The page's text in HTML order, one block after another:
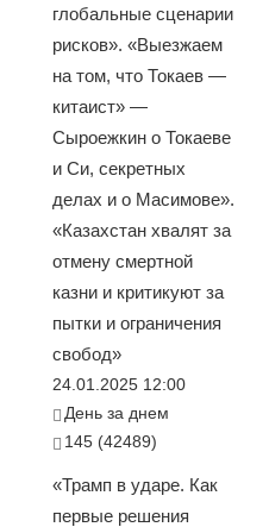
глобальные сценарии
рисков». «Выезжаем
на том, что Токаев —
китаист» —
Сыроежкин о Токаеве
и Си, секретных
делах и о Масимове».
«Казахстан хвалят за
отмену смертной
казни и критикуют за
пытки и ограничения
свобод»
24.01.2025 12:00
День за днем
145 (42489)
«Трамп в ударе. Как
первые решения